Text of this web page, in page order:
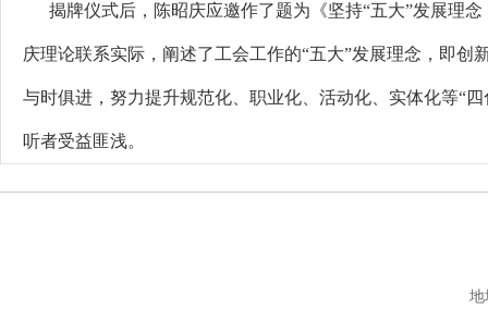
揭牌仪式后，陈昭庆应邀作了题为《坚持“五大”发展理念
庆理论联系实际，阐述了工会工作的“五大”发展理念，即
与时俱进，努力提升规范化、职业化、活动化、实体化等“
听者受益匪浅。